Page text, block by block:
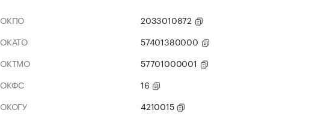
ОКПО
2033010872
ОКАТО
57401380000
ОКТМО
57701000001
ОКФС
16
ОКОГУ
4210015